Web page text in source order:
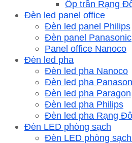
Ốp trần Rạng
Đèn led panel office
Đèn led panel Philips
Đèn panel Panasonic
Panel office Nanoco
Đèn led pha
Đèn led pha Nanoco
Đèn led pha
Đèn led pha Paragon
Đèn led pha Philips
Đèn led pha Rạng
Đèn LED phòng sạch
Đèn LED phòng